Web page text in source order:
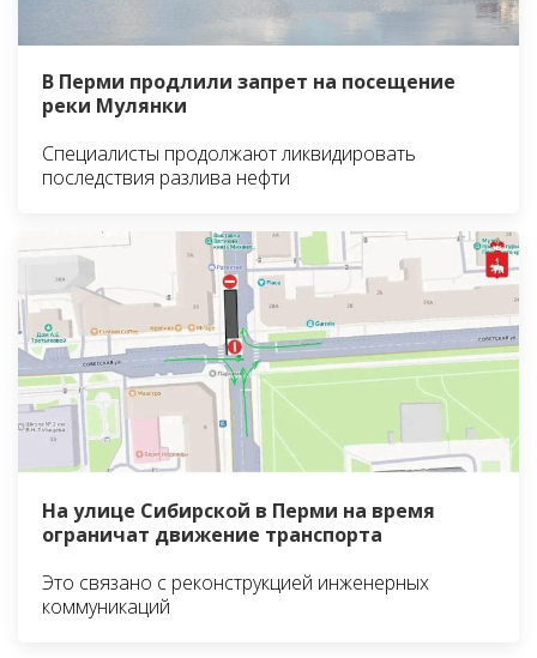
В Перми продлили запрет на посещение
реки Мулянки
Специалисты продолжают ликвидировать
последствия разлива нефти
На улице Сибирской в Перми на время
ограничат движение транспорта
Это связано с реконструкцией инженерных
коммуникаций